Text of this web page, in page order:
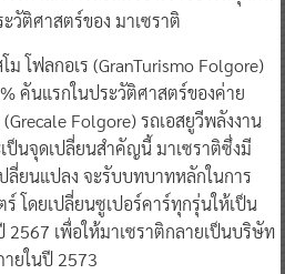
วัติศาสตร์ของ มาเซราติ
โฟลกอเร (GranTurismo Folgore)
คันแรกในประวัติศาสตร์ของค่าย
Folgore) รถเอสยูวีพลังงาน
ป็นจุดเปลี่ยนสำคัญนี้ มาเซราติซึ่งมี
ลี่ยนแปลง จะรับบทบาทหลักในการ
โดยเปลี่ยนซูเปอร์คาร์ทุกรุ่นให้เป็น
เพื่อให้มาเซราติกลายเป็นบริษัท
ยในปี 2573